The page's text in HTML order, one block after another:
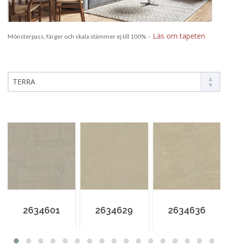
Mönsterpass, färger och skala stämmer ej till 100% - Läs om tapeten
TERRA
2634601 2634629 2634636